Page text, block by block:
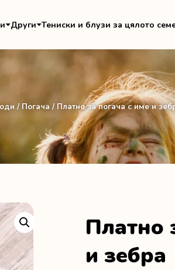
Други Тениски и блузи за цялото
/ Погача / Платно за погача с име и
Платно
и зебра